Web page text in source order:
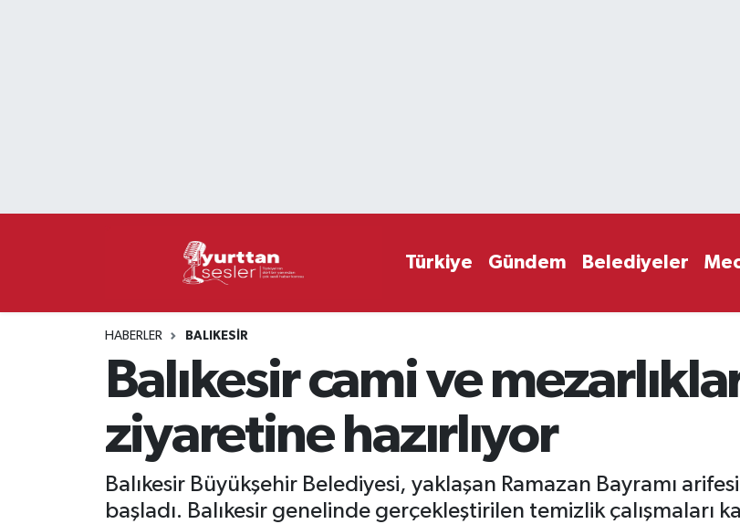
Türkiye Gündem Belediyeler
HABERLER BALIKESIR
Balıkesir cami ve
ziyaretine hazırlıyor
Balıkesir Büyükşehir Belediyesi, yaklaşan Ramazan Bayramı
başladı. Balıkesir genelinde gerçekleştirilen temizlik çalışmaları
Süper Lig Puan Durumu ve Fikstür
Haber Arşivi